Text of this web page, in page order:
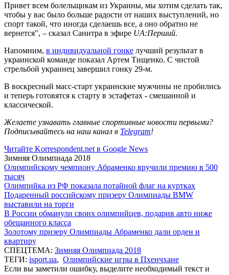
Привет всем болельщикам из Украины, мы хотим сделать так,
чтобы у вас было больше радости от наших выступлений, но
спорт такой, что иногда сделаешь все, а оно обратно не
вернется", – сказал Санитра в эфире UA:Перший.
Напомним, в индивидуальной гонке лучший результат в
украинской команде показал Артем Тищенко. С чистой
стрельбой украинец завершил гонку 29-м.
В воскресный масс-старт украинские мужчины не пробились
и теперь готовятся к старту в эстафетах - смешанной и
классической.
Желаете узнавать главные спортивные новости первыми?
Подписывайтесь на наш канал в Telegram!
Читайте Korrespondent.net в Google News
Зимняя Олимпиада 2018
Олимпийскому чемпиону Абраменко вручили премию в 500
тысяч
Олимпийка из РФ показала потайной флаг на куртках
Подаренный российскому призеру Олимпиады BMW
выставили на торги
В России обманули своих олимпийцев, подарив авто ниже
обещанного класса
Золотому призеру Олимпиады Абраменко дали орден и
квартиру
СПЕЦТЕМА: Зимняя Олимпиада 2018
ТЕГИ: isport.ua, Олимпийские игры в Пхенчхане
Если вы заметили ошибку, выделите необходимый текст и